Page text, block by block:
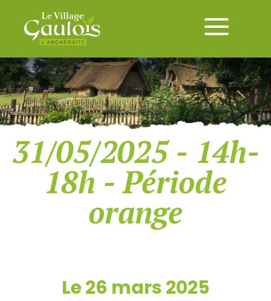
31/05/2025 - 14h-
18h - Période
orange
Le 26 mars 2025